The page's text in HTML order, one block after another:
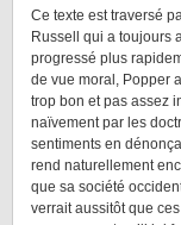
Ce texte est traversé
Russell qui a toujours
progressé plus
de vue moral, Popper
trop bon et pas assez
naïvement par les
sentiments en
rend naturellement
que sa société
verrait aussitôt que